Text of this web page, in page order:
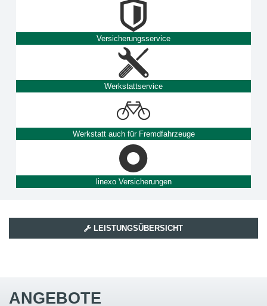
Versicherungsservice
Werkstattservice
Werkstatt auch für Fremdfahrzeuge
linexo Versicherungen
LEISTUNGSÜBERSICHT
ANGEBOTE